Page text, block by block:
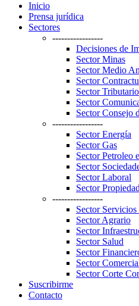
Inicio
Prensa jurídica
Sectores
-----------------
Decisiones de
Sector Minas
Sector Medio
Sector
Sector Tributario
Sector
Sector Consejo
-----------------
Sector Energía
Sector Gas
Sector Petroleo
Sector
Sector Laboral
Sector
-----------------
Sector
Sector Agrario
Sector
Sector Salud
Sector
Sector
Sector Corte
Suscribirme
Contacto